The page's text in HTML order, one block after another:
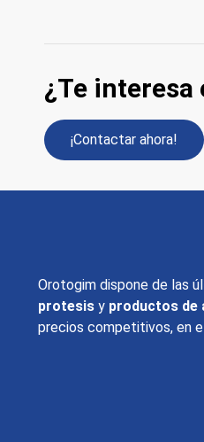
¿Te interesa
¡Contactar ahora!
Orotogim dispone de las
protesis y productos de
precios competitivos, en